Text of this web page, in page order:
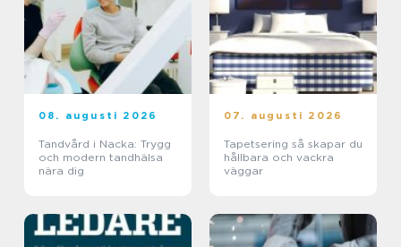
08. augusti 2026
Tandvård i Nacka: Trygg
och modern tandhälsa
nära dig
07. augusti 2026
Tapetsering så skapar du
hållbara och vackra
väggar